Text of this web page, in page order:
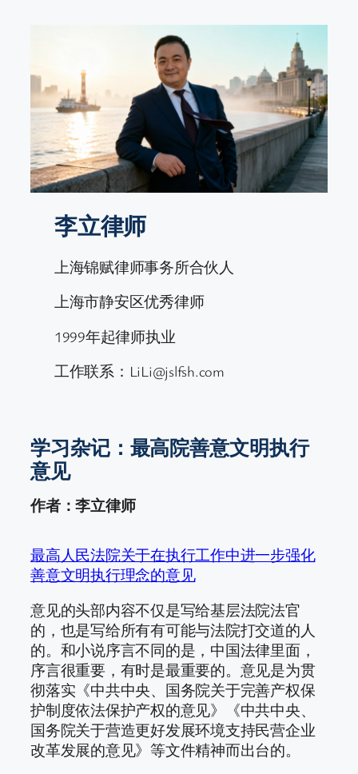
李立律师
上海锦赋律师事务所合伙人
上海市静安区优秀律师
1999年起律师执业
工作联系：LiLi@jslfsh.com
学习杂记：最高院善意文明执行
意见
作者：李立律师
最高人民法院关于在执行工作中进一步强化
善意文明执行理念的意见
意见的头部内容不仅是写给基层法院法官
的，也是写给所有有可能与法院打交道的人
的。和小说序言不同的是，中国法律里面，
序言很重要，有时是最重要的。意见是为贯
彻落实《中共中央、国务院关于完善产权保
护制度依法保护产权的意见》《中共中央、
国务院关于营造更好发展环境支持民营企业
改革发展的意见》等文件精神而出台的。